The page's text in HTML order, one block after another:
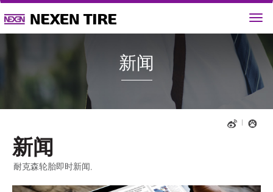
新闻
新闻
耐克森轮胎即时新闻.